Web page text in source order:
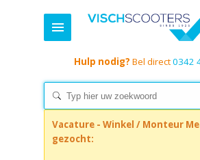
Hulp nodig? Bel direct0342
Vacature - Winkel / Monteur
gezocht: